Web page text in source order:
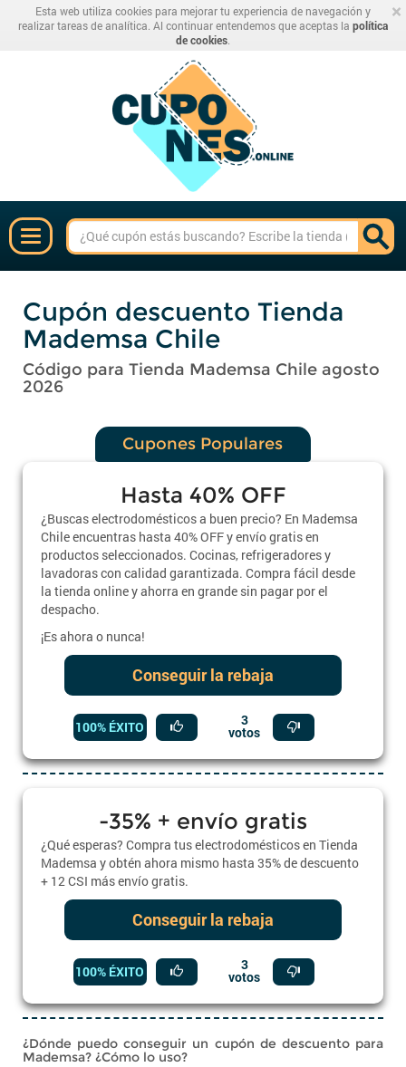
×
Esta web utiliza cookies para mejorar tu experiencia de navegación y
realizar tareas de analítica. Al continuar entendemos que aceptas la política
de cookies
Cupón descuento Tienda
Mademsa Chile
Código para Tienda Mademsa Chile agosto
2026
Cupones Populares
Hasta 40% OFF
¿Buscas electrodomésticos a buen precio? En Mademsa
Chile encuentras hasta 40% OFF y envío gratis en
productos seleccionados. Cocinas, refrigeradores y
lavadoras con calidad garantizada. Compra fácil desde
la tienda online y ahorra en grande sin pagar por el
despacho.
¡Es ahora o nunca!
Conseguir la rebaja
100% ÉXITO 3
votos
-35% + envío gratis
¿Qué esperas? Compra tus electrodomésticos en Tienda
Mademsa y obtén ahora mismo hasta 35% de descuento
+ 12 CSI más envío gratis.
Conseguir la rebaja
100% ÉXITO 3
votos
¿Dónde puedo conseguir un cupón de descuento para
Mademsa? ¿Cómo lo uso?